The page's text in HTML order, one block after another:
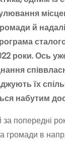
й
роки. Ось
їх
набутим
попередні
громади в